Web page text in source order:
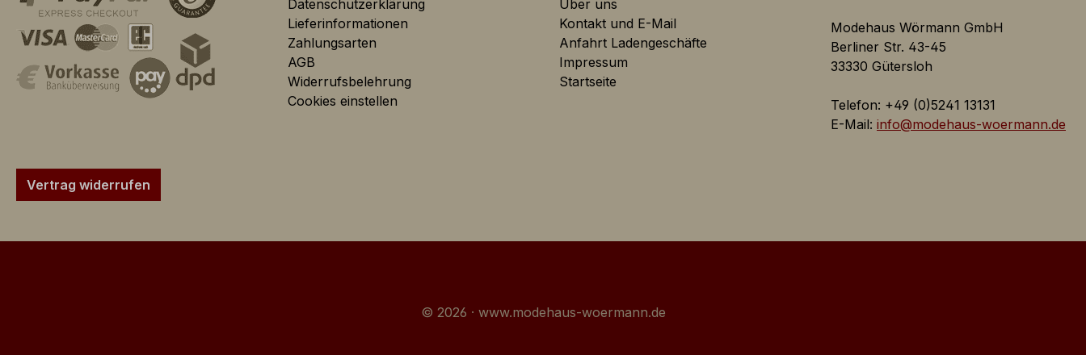
Datenschutzerklärung
Lieferinformationen
Zahlungsarten
AGB
Widerrufsbelehrung
Cookies einstellen
Über uns
Kontakt und E-Mail
Anfahrt Ladengeschäfte
Impressum
Startseite
Modehaus Wörmann GmbH
Berliner Str. 43-45
33330 Gütersloh
Telefon: +49 (0)5241 13131
E-Mail: info@modehaus-woermann.de
Vertrag widerrufen
© 2026 · www.modehaus-woermann.de
Analytics:
Google Analytics wird zur der Datenverkehranalyse der
Webseite eingesetzt. Dabei können Statistiken über
Webseitenaktivitäten erstellt und ausgelesen werden.
Statistiken
Marketing Cookies dienen dazu Werbeanzeigen auf der Webseite zielgerichtet und individuell über
Das Cookie wird von Google AdSense für Förderung der